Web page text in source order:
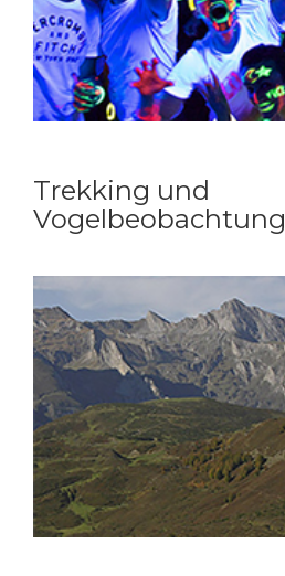
Trekking und
Vogelbeobachtung